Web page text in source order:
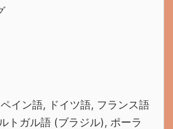
イン語, ドイツ語, フランス語
トガル語 (ブラジル), ポーラ